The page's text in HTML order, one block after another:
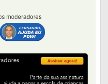
moderadores